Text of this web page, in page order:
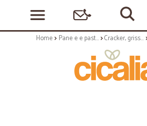
Home Pane e e pasticceria Cracker, grissini e vari